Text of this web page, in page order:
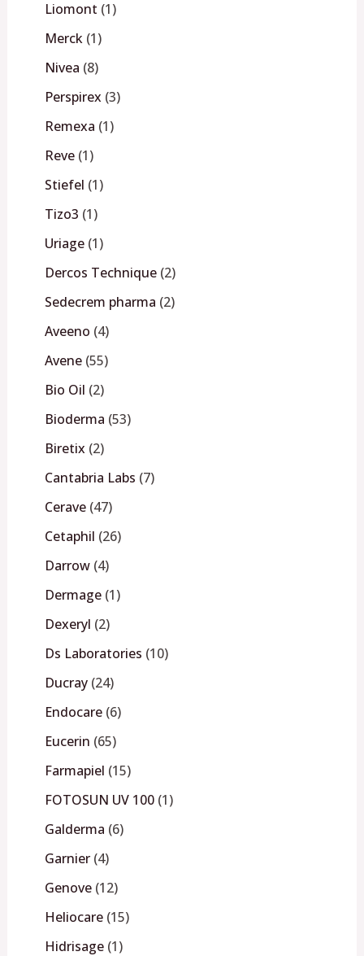
Liomont 1
Merck 1
Nivea 8
Perspirex 3
Remexa 1
Reve 1
Stiefel 1
Tizo3 1
Uriage 1
Dercos Technique 2
Sedecrem pharma 2
Aveeno 4
Avene 55
Bio Oil 2
Bioderma 53
Biretix 2
Cantabria Labs 7
Cerave 47
Cetaphil 26
Darrow 4
Dermage 1
Dexeryl 2
Ds Laboratories 10
Ducray 24
Endocare 6
Eucerin 65
Farmapiel 15
FOTOSUN UV 100 1
Galderma 6
Garnier 4
Genove 12
Heliocare 15
Hidrisage 1